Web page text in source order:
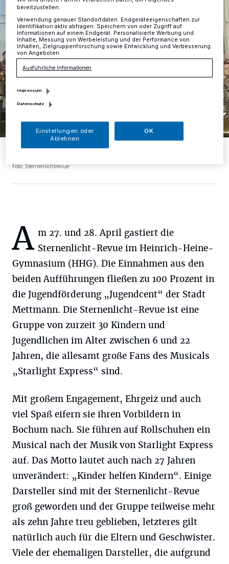
Mit einer rasanten Show im Stile von „Starlight Express“ begeistern
Foto: Sternenlichtrevue
A m 27. und 28. April gastiert die
Sternenlicht-Revue im Heinrich-Heine-
Gymnasium (HHG). Die Einnahmen aus den
beiden Aufführungen fließen zu 100 Prozent in
die Jugendförderung „Jugendcent“ der Stadt
Mettmann. Die Sternenlicht-Revue ist eine
Gruppe von zurzeit 30 Kindern und
Jugendlichen im Alter zwischen 6 und 22
Jahren, die allesamt große Fans des Musicals
„Starlight Express“ sind.
Mit großem Engagement, Ehrgeiz und auch
viel Spaß eifern sie ihren Vorbildern in
Bochum nach. Sie führen auf Rollschuhen ein
Musical nach der Musik von Starlight Express
auf. Das Motto lautet auch nach 27 Jahren
unverändert: „Kinder helfen Kindern“. Einige
Darsteller sind mit der Sternenlicht-Revue
groß geworden und der Gruppe teilweise mehr
als zehn Jahre treu geblieben, letzteres gilt
natürlich auch für die Eltern und Geschwister.
Viele der ehemaligen Darsteller, die aufgrund
bereitzustellen:
Verwendung genauer Standortdaten. Endgeräteeigenschaften zur
Identifikation aktiv abfragen. Speichern von oder Zugriff auf
Informationen auf einem Endgerät. Personalisierte Werbung und
Inhalte, Messung von Werbeleistung und der Performance von
Inhalten, Zielgruppenforschung sowie Entwicklung und Verbesserung
von Angeboten.
Ausführliche Informationen
Impressum
Datenschutz
Einstellungen oder
Ablehnen
OK